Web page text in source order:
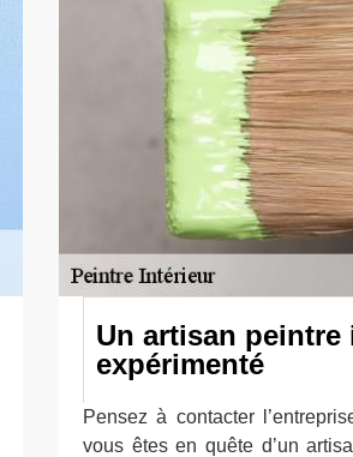
Un artisan
expérimenté
Pensez à contacter
vous êtes en quête d’un